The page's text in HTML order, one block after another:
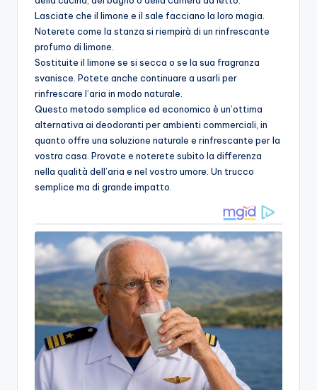
Lasciate che il limone e il sale facciano la loro magia.
Noterete come la stanza si riempirà di un rinfrescante
profumo di limone.
Sostituite il limone se si secca o se la sua fragranza
svanisce. Potete anche continuare a usarli per
rinfrescare l’aria in modo naturale.
Questo metodo semplice ed economico è un’ottima
alternativa ai deodoranti per ambienti commerciali, in
quanto offre una soluzione naturale e rinfrescante per la
vostra casa. Provate e noterete subito la differenza
nella qualità dell’aria e nel vostro umore. Un trucco
semplice ma di grande impatto.